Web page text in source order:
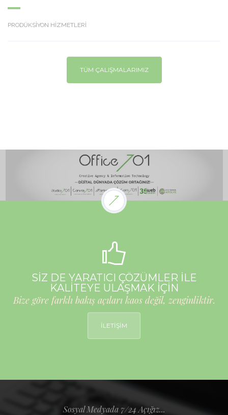
PRODÜKSİYON HİZMETLERİ
TÜM ÇALIŞMALARIMIZ
SİZ DE YARATICI ÇÖZÜMLER İLE
KALİTEYE ULAŞMAK İÇİN
Bize göre farklı bakış açıları kaos değil, zenginliktir.
İLETİŞİM
Sosyal Medyada 7/24 Açığız...